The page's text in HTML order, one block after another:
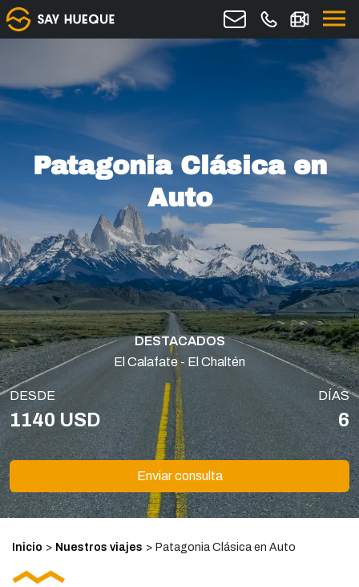
Patagonia Clásica en
Auto
DESTACADOS
El Calafate - El Chaltén
DESDE
1140 USD
DÍAS
6
Enviar consulta
Inicio > Nuestros viajes > Patagonia Clásica en Auto